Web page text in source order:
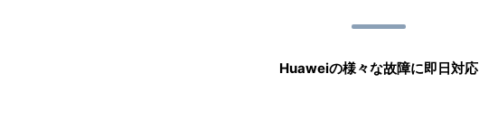
Huaweiの様々な故障に即日対応